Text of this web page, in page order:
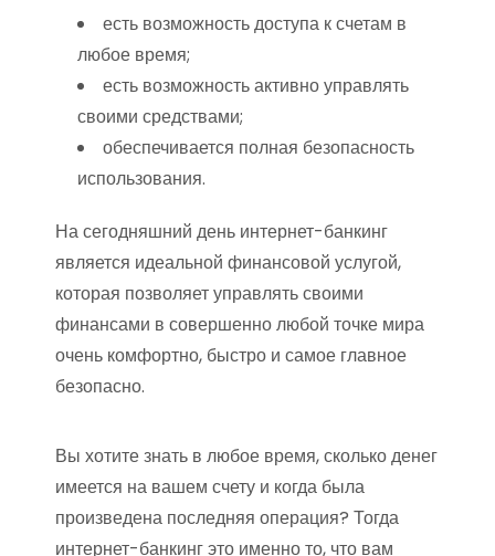
есть возможность доступа к счетам в
любое время;
есть возможность активно управлять
своими средствами;
обеспечивается полная безопасность
использования.
На сегодняшний день интернет-банкинг
является идеальной финансовой услугой,
которая позволяет управлять своими
финансами в совершенно любой точке мира
очень комфортно, быстро и самое главное
безопасно.
Вы хотите знать в любое время, сколько денег
имеется на вашем счету и когда была
произведена последняя операция? Тогда
интернет-банкинг это именно то, что вам